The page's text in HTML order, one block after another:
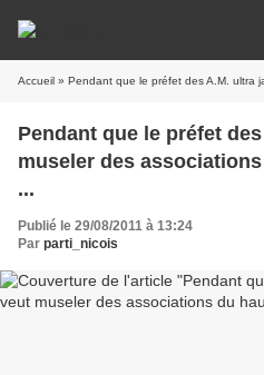
Accueil » Pendant que le préfet des A.M. ultra jacobin
Pendant que le préfet
museler des
...
Publié le 29/08/2011 à 13:24
Par parti_nicois